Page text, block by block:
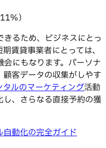
）
るため、ビジネスにとっ
賃貸事業者にとっては、
にもなります。パーソナ
客データの収集がしやす
ルのマーケティング活動
、さらなる直接予約の獲
動化の完全ガイド